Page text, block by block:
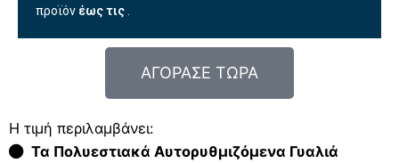
προϊόν έως τις.
ΑΓΟΡΑΣΕ ΤΩΡΑ
Η τιμή περιλαμβάνει:
Τα Πολυεστιακά Αυτορυθμιζόμενα Γυαλιά